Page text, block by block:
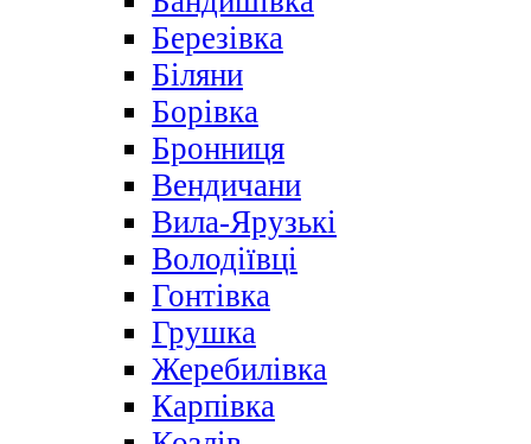
Березівка
Біляни
Борівка
Бронниця
Вендичани
Вила-Ярузькі
Володіївці
Гонтівка
Грушка
Жеребилівка
Карпівка